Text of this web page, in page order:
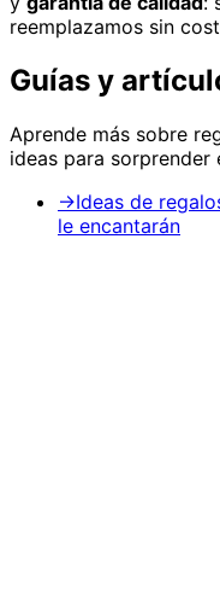
reemplazamos sin
Guías y
Aprende más sobre
ideas para sorprender
→Ideas de
le encantarán